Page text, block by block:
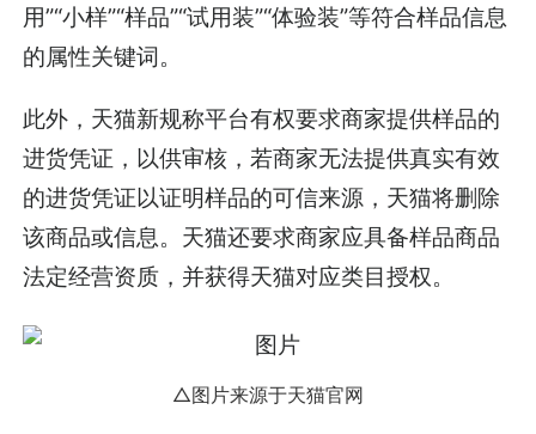
用”“小样”“样品”“试用装”“体验装”等符合样品信息
的属性关键词。
此外，天猫新规称平台有权要求商家提供样品的
进货凭证，以供审核，若商家无法提供真实有效
的进货凭证以证明样品的可信来源，天猫将删除
该商品或信息。天猫还要求商家应具备样品商品
法定经营资质，并获得天猫对应类目授权。
△图片来源于天猫官网